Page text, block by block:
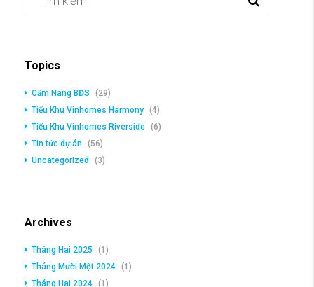
Topics
Cẩm Nang BĐS
(29)
Tiểu Khu Vinhomes Harmony (4)
Tiểu Khu Vinhomes Riverside (6)
Tin tức dự án (56)
Uncategorized
(3)
Archives
Tháng Hai 2025
(1)
Tháng Mười Một 2024 (1)
Tháng Hai 2024 (1)